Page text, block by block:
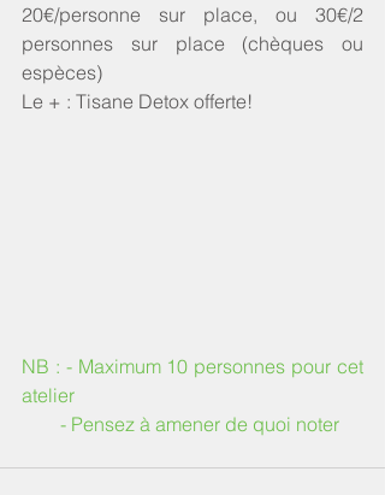
20€/personne sur place, ou 30€/2
personnes sur place (chèques ou
espèces)
Le + : Tisane Detox offerte!
NB : - Maximum 10 personnes pour cet
atelier
        - Pensez à amener de quoi noter